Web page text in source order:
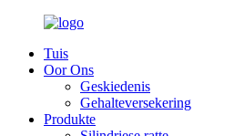
Tuis
Oor Ons
Geskiedenis
Gehalteversekering
Produkte